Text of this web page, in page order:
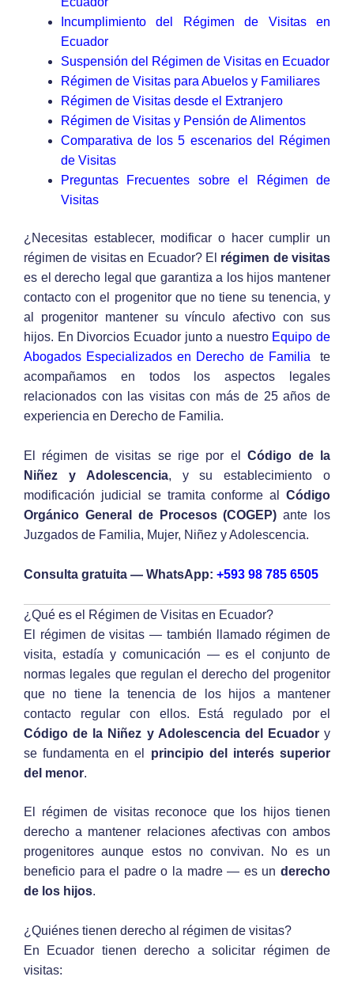
Incumplimiento del Régimen de Visitas en
Ecuador
Suspensión del Régimen de Visitas en Ecuador
Régimen de Visitas para Abuelos y Familiares
Régimen de Visitas desde el Extranjero
Régimen de Visitas y Pensión de Alimentos
Comparativa de los 5 escenarios del Régimen
de Visitas
Preguntas Frecuentes sobre el Régimen de
Visitas
¿Necesitas establecer, modificar o hacer cumplir un
régimen de visitas en Ecuador? El régimen de visitas
es el derecho legal que garantiza a los hijos mantener
contacto con el progenitor que no tiene su tenencia, y
al progenitor mantener su vínculo afectivo con sus
hijos. En Divorcios Ecuador junto a nuestro Equipo de
Abogados Especializados en Derecho de Familia te
acompañamos en todos los aspectos legales
relacionados con las visitas con más de 25 años de
experiencia en Derecho de Familia.
El régimen de visitas se rige por elCódigo de la
Niñez y Adolescencia, y su establecimiento o
modificación judicial se tramita conforme al Código
Orgánico General de Procesos (COGEP) ante los
Juzgados de Familia, Mujer, Niñez y Adolescencia.
Consulta gratuita — WhatsApp: +593 98 785 6505
¿Qué es el Régimen de Visitas en Ecuador?
El régimen de visitas — también llamado régimen de
visita, estadía y comunicación — es el conjunto de
normas legales que regulan el derecho del progenitor
que no tiene la tenencia de los hijos a mantener
contacto regular con ellos. Está regulado por el
Código de la Niñez y Adolescencia del Ecuadory
se fundamenta en el principio del interés superior
del menor.
El régimen de visitas reconoce que los hijos tienen
derecho a mantener relaciones afectivas con ambos
progenitores aunque estos no convivan. No es un
beneficio para el padre o la madre — es un derecho
de los hijos.
¿Quiénes tienen derecho al régimen de visitas?
En Ecuador tienen derecho a solicitar régimen de
visitas: